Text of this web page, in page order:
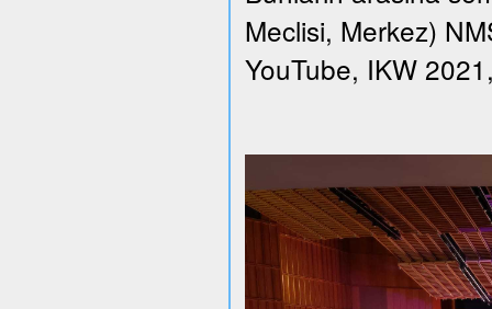
Meclisi, Merkez)
YouTube, IKW